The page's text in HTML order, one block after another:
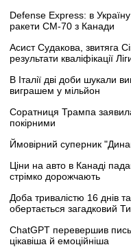
Defense Express: в
ракети CM-70 з Канади
Асист Судакова, звитяга
результати кваліфікації
В Італії дві доби шукали
виграшем у мільйон
Соратниця Трампа
покірними
Ймовірний суперник
Ціни на авто в Канаді
стрімко дорожчають
Доба тривалістю 16 днів
обертається загадковий
ChatGPT перевершив
цікавіша й емоційніша